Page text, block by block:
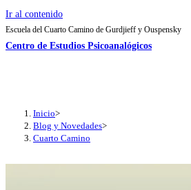
Ir al contenido
Escuela del Cuarto Camino de Gurdjieff y Ouspensky
Centro de Estudios Psicoanalógicos
Inicio>
Blog y Novedades>
Cuarto Camino